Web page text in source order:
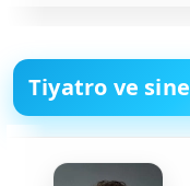
Tiyatro ve